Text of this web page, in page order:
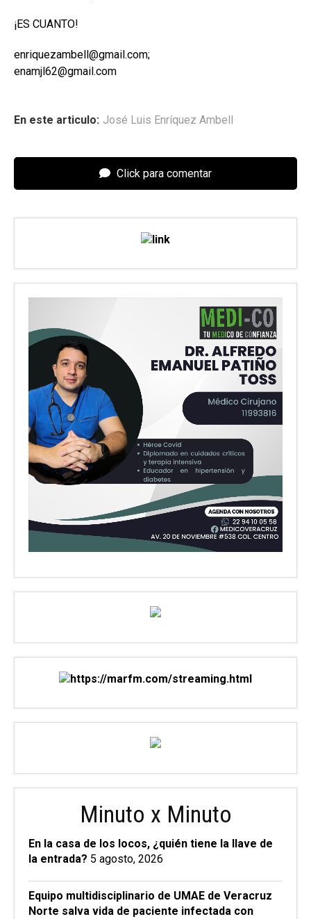
¡ES CUANTO!
enriquezambell@gmail.com;
enamjl62@gmail.com
En este articulo: José Luis Enríquez Ambell
Click para comentar
Minuto x Minuto
En la casa de los locos, ¿quién tiene la llave de
la entrada? 5 agosto, 2026
Equipo multidisciplinario de UMAE de Veracruz
Norte salva vida de paciente infectada con